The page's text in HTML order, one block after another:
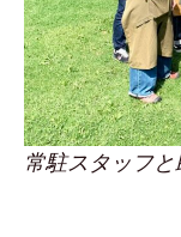
常駐スタッフと